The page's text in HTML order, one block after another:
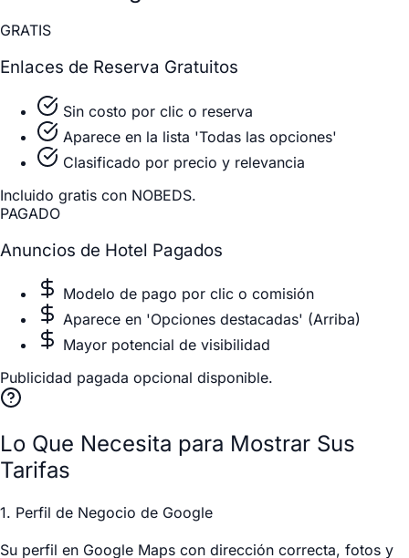
GRATIS
Enlaces de Reserva Gratuitos
Sin costo por clic o reserva
Aparece en la lista 'Todas las opciones'
Clasificado por precio y relevancia
Incluido gratis con NOBEDS.
PAGADO
Anuncios de Hotel Pagados
Modelo de pago por clic o comisión
Aparece en 'Opciones destacadas' (Arriba)
Mayor potencial de visibilidad
Publicidad pagada opcional disponible.
Lo Que Necesita para Mostrar Sus
Tarifas
1. Perfil de Negocio de Google
Su perfil en Google Maps con dirección correcta, fotos y